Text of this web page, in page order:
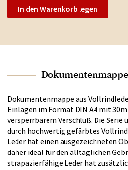
In den Warenkorb legen
Dokumentenmappe aus
Einlagen im Format DIN A4 mit
versperrbarem Verschluß. Die Serie
durch hochwertig gefärbtes
Leder hat einen ausgezeichneten
daher ideal für den alltäglichen
strapazierfähige Leder hat